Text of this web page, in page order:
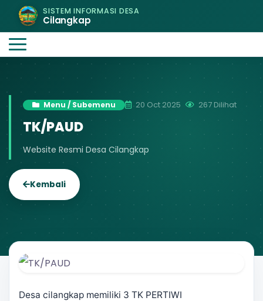
SISTEM INFORMASI DESA
Cilangkap
Menu / Subemenu 20 Oct 2025 267 Dilihat
TK/PAUD
Website Resmi Desa Cilangkap
Kembali
Desa cilangkap memiliki 3 TK PERTIWI